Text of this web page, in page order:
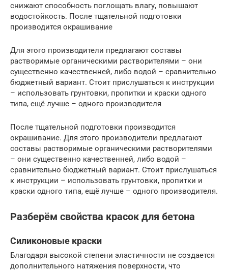
снижают способность поглощать влагу, повышают
водостойкость. После тщательной подготовки
производится окрашивание
Для этого производители предлагают составы
растворимые органическими растворителями – они
существенно качественней, либо водой – сравнительно
бюджетный вариант. Стоит прислушаться к инструкции
– использовать грунтовки, пропитки и краски одного
типа, ещё лучше – одного производителя
После тщательной подготовки производится
окрашивание. Для этого производители предлагают
составы растворимые органическими растворителями
– они существенно качественней, либо водой –
сравнительно бюджетный вариант. Стоит прислушаться
к инструкции – использовать грунтовки, пропитки и
краски одного типа, ещё лучше – одного производителя.
Разберём свойства красок для бетона
Силиконовые краски
Благодаря высокой степени эластичности не создается
дополнительного натяжения поверхности, что